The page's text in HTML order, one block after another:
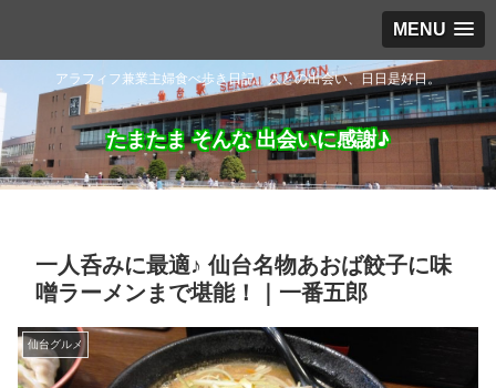
MENU
アラフィフ兼業主婦食べ歩き日記。人との出会い、日日是好日。
たまたま そんな 出会いに感謝♪
一人呑みに最適♪ 仙台名物あおば餃子に味
噌ラーメンまで堪能！｜一番五郎
仙台グルメ